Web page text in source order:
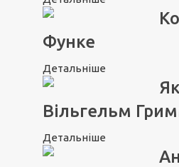
Функе
Детальніше
Вільгельм
Детальніше